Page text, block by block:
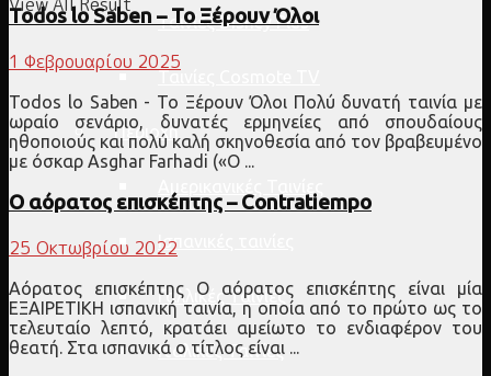
Ταινίες Disney Plus
Ταινίες Cosmote TV
Περιοχή
Ισπανικές ταινίες
Γαλλικές Ταινίες
Ιταλικές Ταινίες
Todos lo Saben – Το Ξέρουν Όλοι
1 Φεβρουαρίου 2025
Todos lo Saben - Το Ξέρουν Όλοι Πολύ δυνατή ταινία με
ωραίο σενάριο, δυνατές ερμηνείες από σπουδαίους
ηθοποιούς και πολύ καλή σκηνοθεσία από τον βραβευμένο
με όσκαρ Asghar Farhadi («Ο ...
Ο αόρατος επισκέπτης – Contratiempo
25 Οκτωβρίου 2022
Αόρατος επισκέπτης Ο αόρατος επισκέπτης είναι μία
ΕΞΑΙΡΕΤΙΚΗ ισπανική ταινία, η οποία από το πρώτο ως το
τελευταίο λεπτό, κρατάει αμείωτο το ενδιαφέρον του
θεατή. Στα ισπανικά ο τίτλος είναι ...